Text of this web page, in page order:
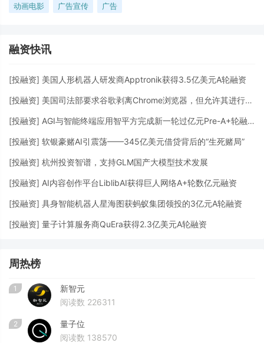
动画电影
广告宣传 广告
融资快讯
[投融资] 美国人形机器人研发商Apptronik获得3.5亿美元A轮融资
[投融资] 美国司法部要求谷歌剥离Chrome浏览器，但允许其进行AI投资
[投融资] AGI与智能终端应用智平方完成新一轮过亿元Pre-A+轮融资
[投融资] 软银豪赌AI引震荡——345亿美元借贷背后的“生死赌局”
[投融资] 杭州投资智谱，支持GLM国产大模型技术发展
[投融资] AI内容创作平台LiblibAI获得巨人网络A+轮数亿元融资
[投融资] 具身智能机器人星海图获蚂蚁集团领投的3亿元A轮融资
[投融资] 量子计算服务商QuEra获得2.3亿美元A轮融资
周热榜
1
新智元
阅读数 226311
2
量子位
阅读数 138570